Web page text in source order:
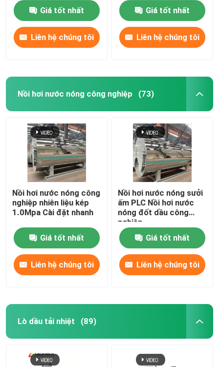
Giá tốt nhất
Liên hệ chúng tôi
Giá tốt nhất
Liên hệ chúng tôi
Nồi hơi nước nóng công nghiệp (73)
Nồi hơi nước nóng công
nghiệp nhiên liệu kép
1.0Mpa Cài đặt nhanh
Giá tốt nhất
Liên hệ chúng tôi
Nồi hơi nước nóng sưởi
ấm PLC Nồi hơi nước
nóng đốt dầu công
nghiệp
Giá tốt nhất
Liên hệ chúng tôi
Lò dầu tải nhiệt (89)